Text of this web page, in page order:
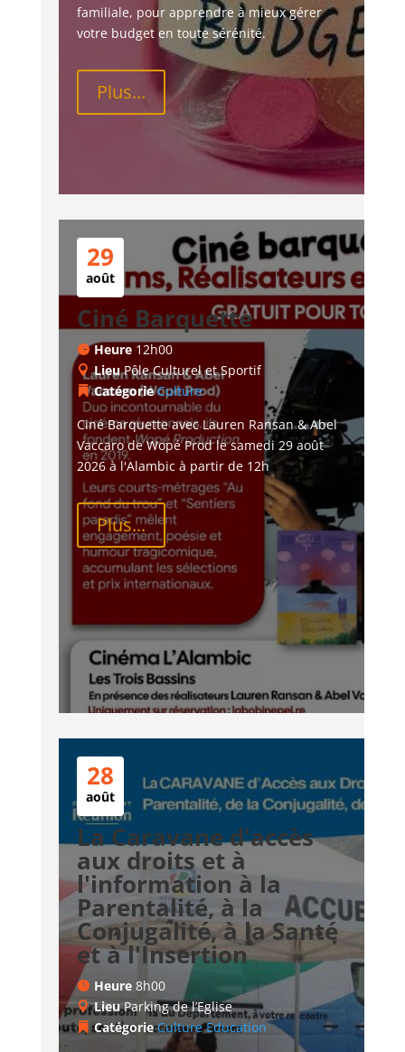
familiale, pour apprendre à mieux gérer
votre budget en toute sérénité.
Plus...
29
août
Ciné Barquette
Heure 12h00
LieuPôle Culturel et Sportif
CatégorieCulture
Ciné Barquette avec Lauren Ransan & Abel
Vaccaro de Wopé Prod le samedi 29 août
2026 à l'Alambic à partir de 12h
Plus...
28
août
La Caravane d'accès
aux droits et à
l'information à la
Parentalité, à la
Conjugalité, à la Santé
et à l'Insertion
Heure 8h00
LieuParking de l’Eglise
CatégorieCulture Education